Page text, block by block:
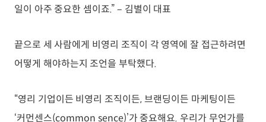
일이 아주 중요한 셈이죠.” – 김별이 대표
끝으로 세 사람에게 비영리 조직이 각 영역에 잘 접근하려면
어떻게 해야하는지 조언을 부탁했다.
“영리 기업이든 비영리 조직이든, 브랜딩이든 마케팅이든
‘커먼센스(common sence)’가 중요해요. 우리가 무언가를